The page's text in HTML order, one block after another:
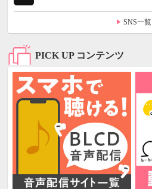
SNS一覧
PICK UP コンテンツ